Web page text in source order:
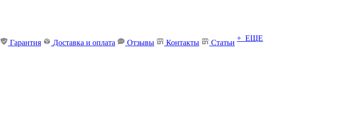
Гарантия Доставка и оплата Отзывы Контакты Статьи
+ ЕЩЕ